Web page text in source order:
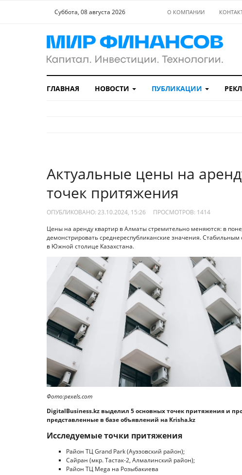
Суббота, 08 августа 2026 О КОМПАНИИ
ГЛАВНАЯ НОВОСТИ ПУБЛИКАЦИИ
Актуальные цены на
точек притяжения
ОПУБЛИКОВАНО: 23.10.2024, 15:26 ПРОСМОТРОВ: 1414
Цены на аренду квартир в Алматы стремительно меняются: в
демонстрировать среднереспубликанские значения.
в Южной столице Казахстана.
Фото:pexels.com
DigitalBusiness.kz выделил 5 основных точек притяжения и
представленные в базе объявлений на Krisha.kz
Исследуемые точки притяжения
Район ТЦ Grand Park (Ауэзовский район);
Сайран (мкр. Тастак-2, Алмалинский район);
Район ТЦ Mega на Розыбакиева